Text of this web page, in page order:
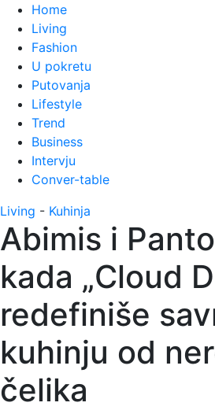
Home
Living
Fashion
U pokretu
Putovanja
Lifestyle
Trend
Business
Intervju
Conver-table
Living - Kuhinja
Abimis i
kada „Cloud
redefiniše
kuhinju od
čelika